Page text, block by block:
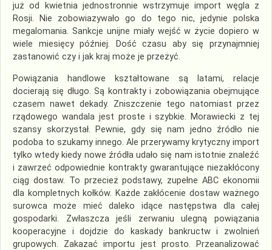
już od kwietnia jednostronnie wstrzymuje import węgla z
Rosji. Nie zobowiazywało go do tego nic, jedynie polska
megalomania. Sankcje unijne miały wejść w życie dopiero w
wiele miesięcy później. Dość czasu aby się przynajmniej
zastanowić czy i jak kraj może je przeżyć.
Powiązania handlowe kształtowane są latami, relacje
docierają się długo. Są kontrakty i zobowiązania obejmujące
czasem nawet dekady. Zniszczenie tego natomiast przez
rządowego wandala jest proste i szybkie. Morawiecki z tej
szansy skorzystał. Pewnie, gdy się nam jedno źródło nie
podoba to szukamy innego. Ale przerywamy krytyczny import
tylko wtedy kiedy nowe źródła udało się nam istotnie znaleźć
i zawrzeć odpowiednie kontrakty gwarantujące niezakłócony
ciąg dostaw. To przecież podstawy, zupełne ABC ekonomii
dla kompletnych kołków. Każde zakłócenie dostaw ważnego
surowca może mieć daleko idące następstwa dla całej
gospodarki. Zwłaszcza jeśli zerwaniu ulegną powiązania
kooperacyjne i dojdzie do kaskady bankructw i zwolnień
grupowych. Zakazać importu jest prosto. Przeanalizować